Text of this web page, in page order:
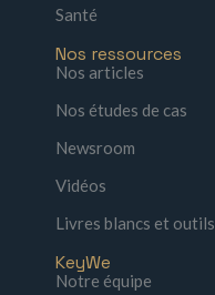
Santé
Nos ressources
Nos articles
Nos études de cas
Newsroom
Vidéos
Livres blancs et outils
KeyWe
Notre équipe